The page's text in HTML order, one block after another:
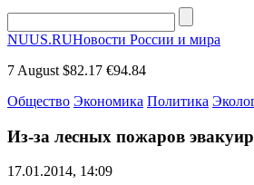
NUUS.RUНовости России и мира
7 August $82.17 €94.84
Общество Экономика Политика
Из-за лесных пожаров
17.01.2014, 14:09